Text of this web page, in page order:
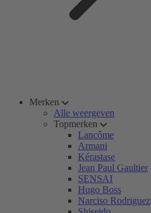
Merken
Alle weergeven
Topmerken
Lancôme
Armani
Kérastase
Jean Paul Gaultier
SENSAI
Hugo Boss
Narciso Rodriguez